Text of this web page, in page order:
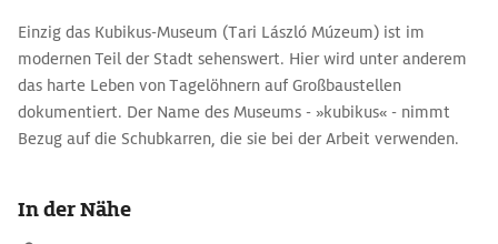
Einzig das Kubikus-Museum (Tari László Múzeum) ist im
modernen Teil der Stadt sehenswert. Hier wird unter anderem
das harte Leben von Tagelöhnern auf Großbaustellen
dokumentiert. Der Name des Museums - »kubikus« - nimmt
Bezug auf die Schubkarren, die sie bei der Arbeit verwenden.
In der Nähe